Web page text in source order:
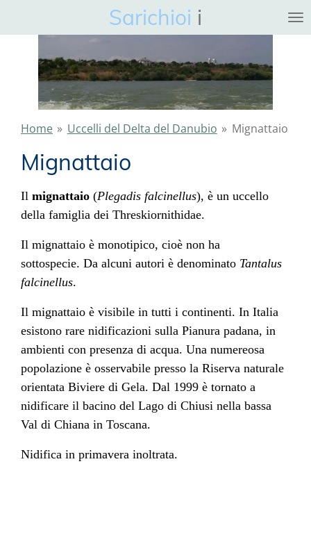
hoofdinhoud
Sarichioi i
Home » Uccelli del Delta del Danubio » Mignattaio
Mignattaio
Il mignattaio (Plegadis falcinellus), è un uccello
della famiglia dei Threskiornithidae.
Il mignattaio è monotipico, cioè non ha
sottospecie. Da alcuni autori è denominato Tantalus
falcinellus.
Il mignattaio è visibile in tutti i continenti. In Italia
esistono rare nidificazioni sulla Pianura padana, in
ambienti con presenza di acqua. Una numereosa
popolazione è osservabile presso la Riserva naturale
orientata Biviere di Gela. Dal 1999 è tornato a
nidificare il bacino del Lago di Chiusi nella bassa
Val di Chiana in Toscana.
Nidifica in primavera inoltrata.